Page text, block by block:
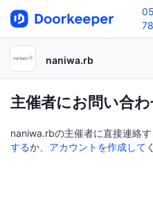
naniwa.rb
主催者にお問い合
naniwa.rbの主催者に直接連絡
するか、 アカウントを作成して